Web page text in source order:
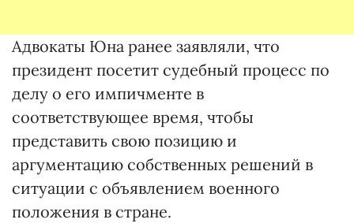
Адвокаты Юна ранее заявляли, что
президент посетит судебный процесс по
делу о его импичменте в
соответствующее время, чтобы
представить свою позицию и
аргументацию собственных решений в
ситуации с объявлением военного
положения в стране.